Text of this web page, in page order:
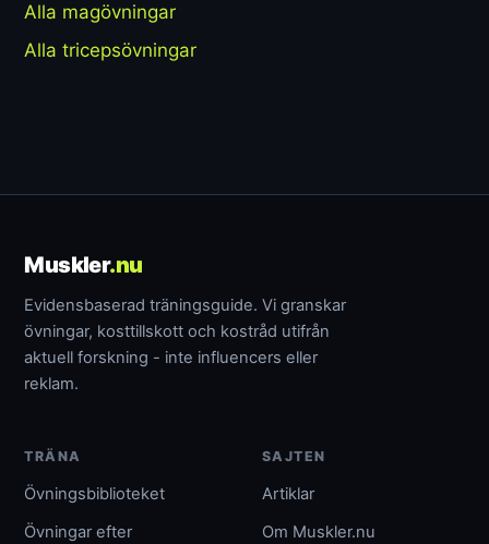
Alla magövningar
Alla tricepsövningar
Muskler.nu
Evidensbaserad träningsguide. Vi granskar
övningar, kosttillskott och kostråd utifrån
aktuell forskning - inte influencers eller
reklam.
TRÄNA
Övningsbiblioteket
Övningar efter
SAJTEN
Artiklar
Om Muskler.nu